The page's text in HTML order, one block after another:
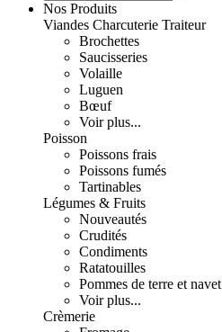
Nos Produits
Viandes Charcuterie Traiteur
Brochettes
Saucisseries
Volaille
Luguen
Bœuf
Voir plus...
Poisson
Poissons frais
Poissons fumés
Tartinables
Légumes & Fruits
Nouveautés
Crudités
Condiments
Ratatouilles
Pommes de terre et navet
Voir plus...
Crèmerie